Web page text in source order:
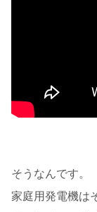
そうなんです。
家庭用発電機は